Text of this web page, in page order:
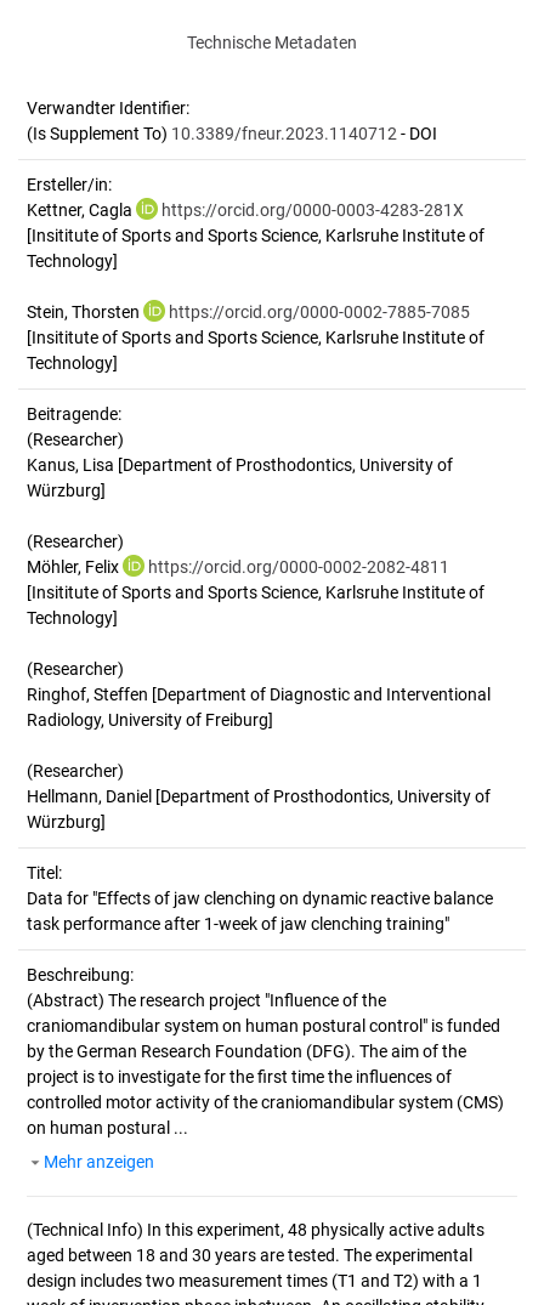
Technische Metadaten
Verwandter Identifier:
(Is Supplement To) 10.3389/fneur.2023.1140712 - DOI
Ersteller/in:
Kettner, Cagla
https://orcid.org/0000-0003-4283-281X
[Insititute of Sports and Sports Science, Karlsruhe Institute of
Technology]
Stein, Thorsten
https://orcid.org/0000-0002-7885-7085
[Insititute of Sports and Sports Science, Karlsruhe Institute of
Technology]
Beitragende:
(Researcher)
Kanus, Lisa [Department of Prosthodontics, University of
Würzburg]
(Researcher)
Möhler, Felix
https://orcid.org/0000-0002-2082-4811
[Insititute of Sports and Sports Science, Karlsruhe Institute of
Technology]
(Researcher)
Ringhof, Steffen [Department of Diagnostic and Interventional
Radiology, University of Freiburg]
(Researcher)
Hellmann, Daniel [Department of Prosthodontics, University of
Würzburg]
Titel:
Data for "Effects of jaw clenching on dynamic reactive balance
task performance after 1-week of jaw clenching training"
Beschreibung:
(Abstract) The research project "Influence of the
craniomandibular system on human postural control" is funded
by the German Research Foundation (DFG). The aim of the
project is to investigate for the first time the influences of
controlled motor activity of the craniomandibular system (CMS)
on human postural ...
Mehr anzeigen
(Technical Info) In this experiment, 48 physically active adults
aged between 18 and 30 years are tested. The experimental
design includes two measurement times (T1 and T2) with a 1